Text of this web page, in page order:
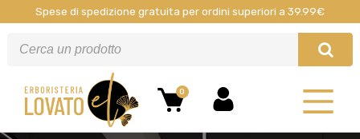
Spese di spedizione gratuita per ordini superiori a 39.99€
0